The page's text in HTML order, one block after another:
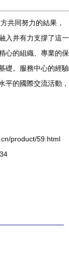
共同努力的結果，
入并有力支撐了這一
心的組織、專業的保
礎。服務中心的經驗
平的國際交流活動，
product/59.html